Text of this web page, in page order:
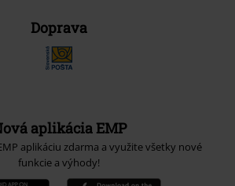
Doprava
aplikácia EMP
aplikáciu zdarma a využite všetky nové
funkcie a výhody!